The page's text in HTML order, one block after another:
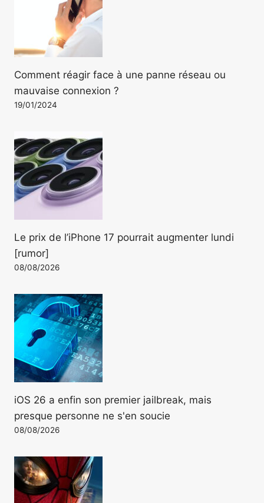
Comment réagir face à une panne réseau ou
mauvaise connexion ?
19/01/2024
Le prix de l’iPhone 17 pourrait augmenter lundi
[rumor]
08/08/2026
iOS 26 a enfin son premier jailbreak, mais
presque personne ne s'en soucie
08/08/2026